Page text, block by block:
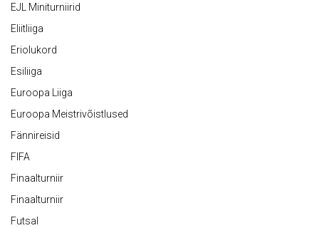
EJL Miniturniirid
Eliitliiga
Eriolukord
Esiliiga
Euroopa Liiga
Euroopa Meistrivõistlused
Fännireisid
FIFA
Finaalturniir
Finaalturniir
Futsal